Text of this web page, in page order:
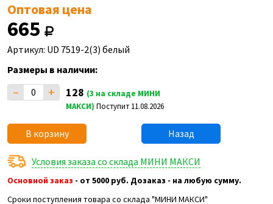
Оптовая цена
665
Артикул: UD 7519-2(3) белый
Размеры в наличии:
– + 128 (3 на складе МИНИ
МАКСИ) Поступит 11.08.2026
В корзину Назад
Условия заказа со склада МИНИ МАКСИ
Основной заказ - от 5000 руб. Дозаказ - на любую сумму.
Сроки поступления товара со склада "МИНИ МАКСИ"